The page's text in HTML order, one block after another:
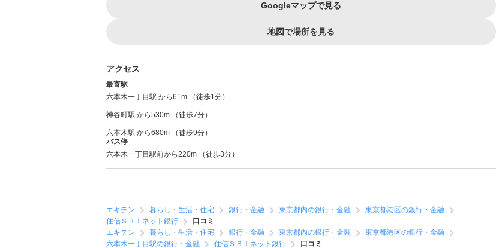
Googleマップで見る
地図で場所を見る
アクセス
最寄駅
六本木一丁目駅 から61m （徒歩1分）
神谷町駅 から530m （徒歩7分）
六本木駅 から680m （徒歩9分）
バス停
六本木一丁目駅前から220m （徒歩3分）
エキテン 暮らし・生活・住宅 銀行・金融 東京都内の銀行・金融
東京都港区の銀行・金融
住信ＳＢＩネット銀行
口コミ
エキテン
暮らし・生活・住宅 銀行・金融 東京都内の銀行・金融
東京都港区の銀行・金融
六本木一丁目駅の銀行・金融
住信ＳＢＩネット銀行
口コミ